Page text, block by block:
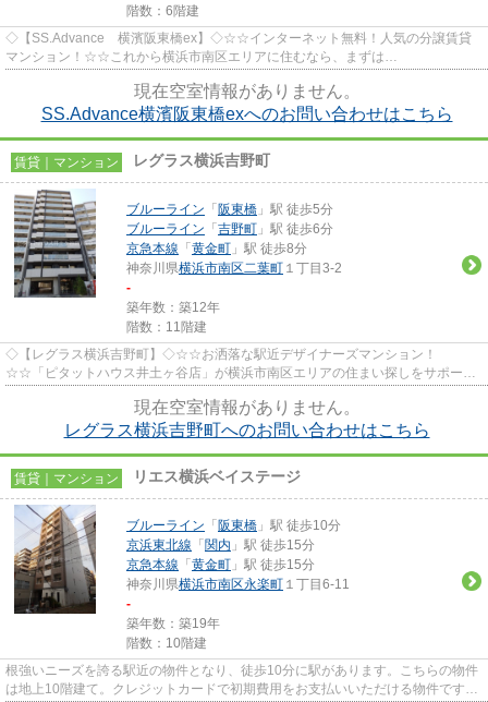
階数：6階建
◇【SS.Advance 横濱阪東橋ex】◇☆☆インターネット無料！人気の分譲賃貸
マンション！☆☆これから横浜市南区エリアに住むなら、まずは
現在空室情報がありません。
SS.Advance横濱阪東橋exへのお問い合わせはこちら
賃貸｜マンション レグラス横浜吉野町
ブルーライン 「 阪東橋 」駅 徒歩5分
ブルーライン 「 吉野町 」駅 徒歩6分
京急本線 「 黄金町 」駅 徒歩8分
神奈川県横浜市南区二葉町 １丁目3-2
-
築年数：築12年
階数：11階建
◇【レグラス横浜吉野町】◇☆☆お洒落な駅近デザイナーズマンション！
☆☆「ピタットハウス井土ヶ谷店」が横浜市南区エリアの住まい探しをサポート
現在空室情報がありません。
レグラス横浜吉野町へのお問い合わせはこちら
賃貸｜マンション リエス横浜ベイステージ
ブルーライン 「 阪東橋 」駅 徒歩10分
京浜東北線 「 関内 」駅 徒歩15分
京急本線 「 黄金町 」駅 徒歩15分
神奈川県横浜市南区永楽町 １丁目6-11
-
築年数：築19年
階数：10階建
根強いニーズを誇る駅近の物件となり、徒歩10分に駅があります。こちらの物件
は地上10階建て。クレジットカードで初期費用をお支払いいただける物件です。